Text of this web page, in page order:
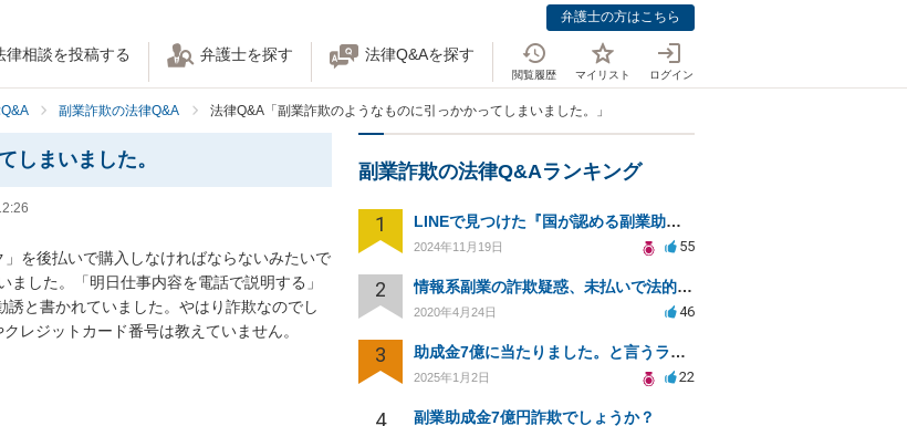
弁護士の方はこちら
律相談を投稿する 弁護士を探す 法律Q&Aを探す
閲覧履歴 マイリスト ログイン
副業詐欺の法律Q&A 法律Q&A「副業詐欺のようなものに引っかかってしまいました。」
しまいました。
を後払いで購入しなければならないみたいで
した。「明日仕事内容を電話で説明する」
と書かれていました。やはり詐欺なのでし
レジットカード番号は教えていません。
副業詐欺の法律Q&Aランキング
1 LINEで見つけた『国が認める副業助成金』は本当にあるのですか？今それで訴えられそうでどうすれば？
2024年11月19日 55
2 情報系副業の詐欺疑惑、未払いで法的手続きの可能性は？
2020年4月24日 46
3 助成金7億に当たりました。と言うラインがきた
2025年1月2日 22
4 副業助成金7億円詐欺でしょうか？